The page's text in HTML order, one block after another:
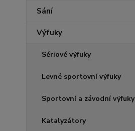
Sání
Výfuky
Sériové výfuky
Levné sportovní výfuky
Sportovní a závodní výfuky
Katalyzátory